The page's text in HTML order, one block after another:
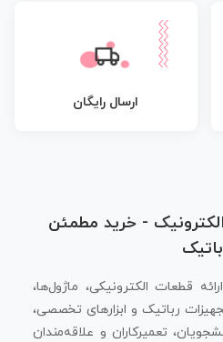
ارسال رایگان
- خرید مطمئن
قطعات الکترونیکی، ماژول‌ها،
رباتیک و ابزارهای تخصصی،
تعمیرکاران و علاقه‌مندان